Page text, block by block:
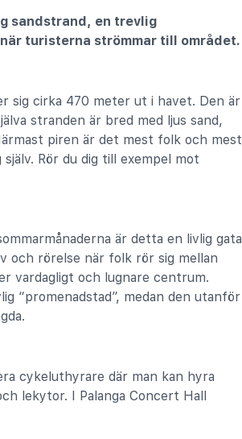
sandstrand, en trevlig
turisterna strömmar till området.
sig cirka 470 meter ut i havet. Den är
stranden är bred med ljus sand,
piren är det mest folk och mest
Rör du dig till exempel mot
är detta en livlig gata
och rörelse när folk rör sig mellan
vardagligt och lugnare centrum.
“promenadstad”, medan den utanför
cykeluthyrare där man kan hyra
lekytor. I Palanga Concert Hall